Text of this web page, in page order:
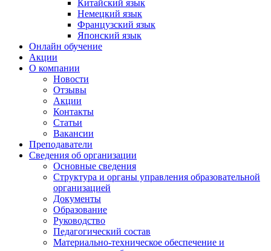
Китайский язык
Немецкий язык
Французский язык
Японский язык
Онлайн обучение
Акции
О компании
Новости
Отзывы
Акции
Контакты
Статьи
Вакансии
Преподаватели
Сведения об организации
Основные сведения
Структура и органы управления образовательной
организацией
Документы
Образование
Руководство
Педагогический состав
Материально-техническое обеспечение и